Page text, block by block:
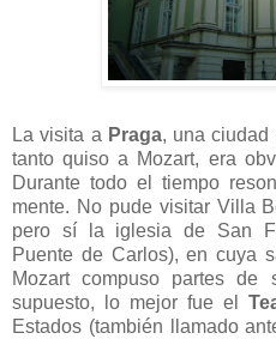
La visita a Praga, una ciudad
tanto quiso a Mozart, era
Durante todo el tiempo
mente. No pude visitar Villa
pero sí la iglesia de San
Puente de Carlos), en cuya
Mozart compuso partes de
supuesto, lo mejor fue el
Estados (también llamado